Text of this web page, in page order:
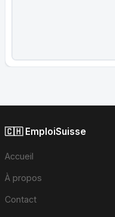
🇨🇭 EmploiSuisse
Accueil
À propos
Contact